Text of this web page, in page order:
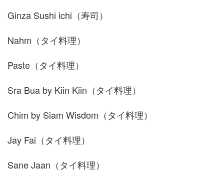
Ginza Sushi ichi（寿司）
Nahm（タイ料理）
Paste（タイ料理）
Sra Bua by Kiin Kiin（タイ料理）
Chim by Siam Wisdom（タイ料理）
Jay Fai（タイ料理）
Sane Jaan（タイ料理）